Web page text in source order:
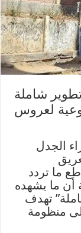
شاملة
لعروس
الجدل
ما تردد
أن ما يشهده
تهدف
منظومة